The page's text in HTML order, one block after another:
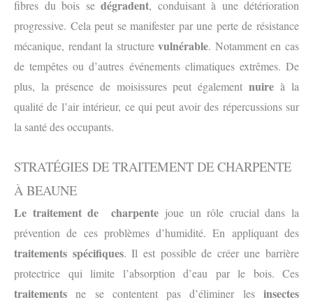
fibres du bois sedégradent, conduisant à une détérioration
progressive. Cela peut se manifester par une perte de résistance
mécanique, rendant la structurevulnérable. Notamment en cas
de tempêtes ou d’autres événements climatiques extrêmes. De
plus, la présence de moisissures peut égalementnuire à la
qualité de l’air intérieur, ce qui peut avoir des répercussions sur
la santé des occupants.
STRATÉGIES DE TRAITEMENT DE CHARPENTE
À BEAUNE
Le traitement de charpente joue un rôle crucial dans la
prévention de ces problèmes d’humidité. En appliquant des
traitements spécifiques. Il est possible de créer une barrière
protectrice qui limite l’absorption d’eau par le bois. Ces
traitements ne se contentent pas d’éliminer les insectes